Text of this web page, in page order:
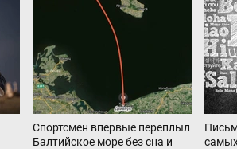
Спортсмен впервые переплыл
Балтийское море без сна и